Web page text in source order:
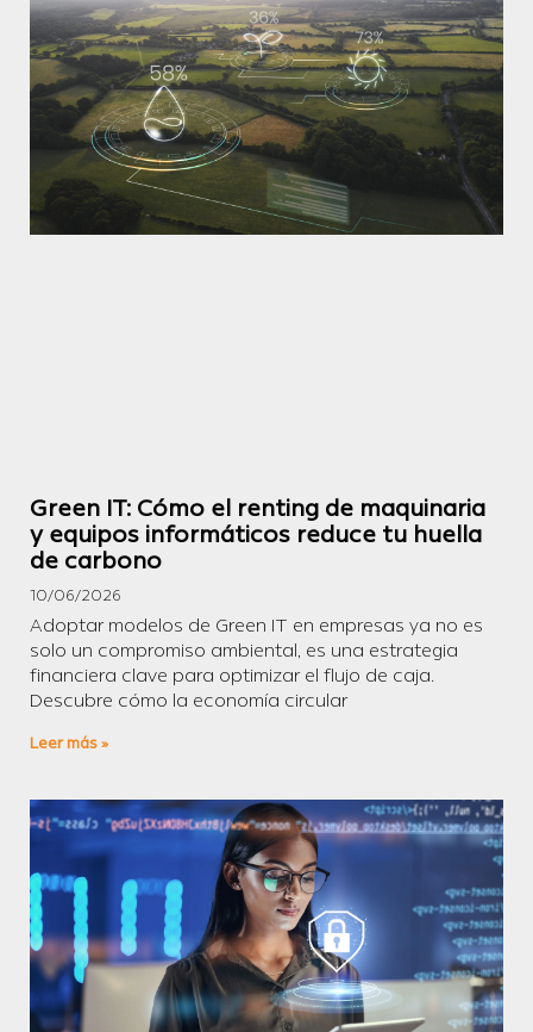
Green IT: Cómo el renting de maquinaria
y equipos informáticos reduce tu huella
de carbono
10/06/2026
Adoptar modelos de Green IT en empresas ya no es
solo un compromiso ambiental, es una estrategia
financiera clave para optimizar el flujo de caja.
Descubre cómo la economía circular
Leer más »